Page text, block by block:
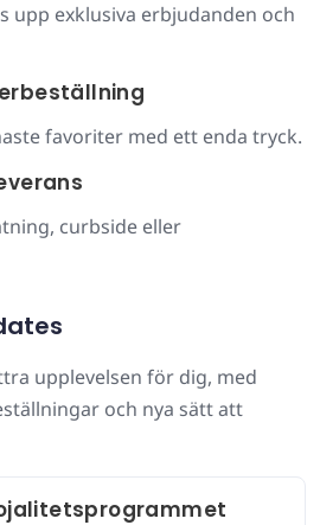
upp exklusiva erbjudanden och
favoriter med ett enda tryck.
curbside eller
upplevelsen för dig, med
och nya sätt att